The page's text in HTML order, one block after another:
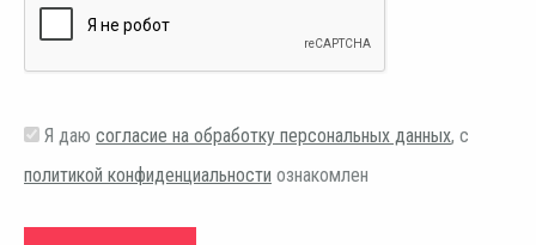
Я даю согласие на обработку персональных данных, с
политикой конфиденциальности ознакомлен